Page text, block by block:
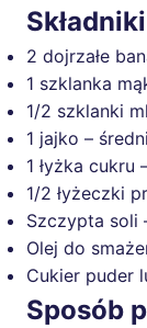
2 dojrzałe
1 szklanka
1/2 szklanki
1 jajko –
1 łyżka cukru
1/2 łyżeczki
Szczypta soli
Olej do
Cukier puder
Sposób